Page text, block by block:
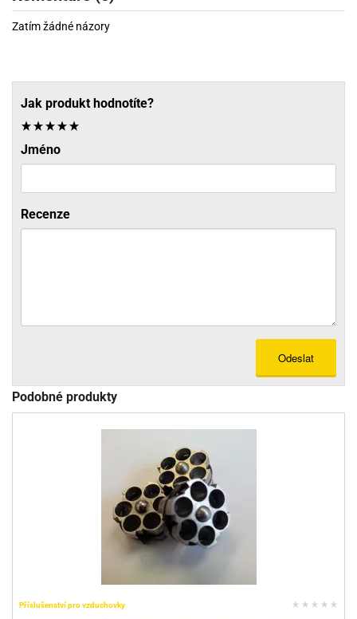
Zatím žádné názory
Jak produkt hodnotíte?
Jméno
Recenze
Odeslat
Podobné produkty
Příslušenství pro vzduchovky